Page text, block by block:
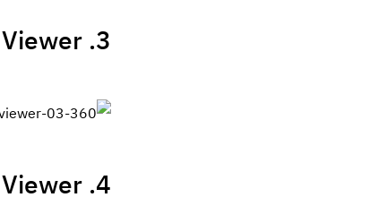
3. The 360 Degree JavaScript Viewer
4. jQuery Panorama Viewer